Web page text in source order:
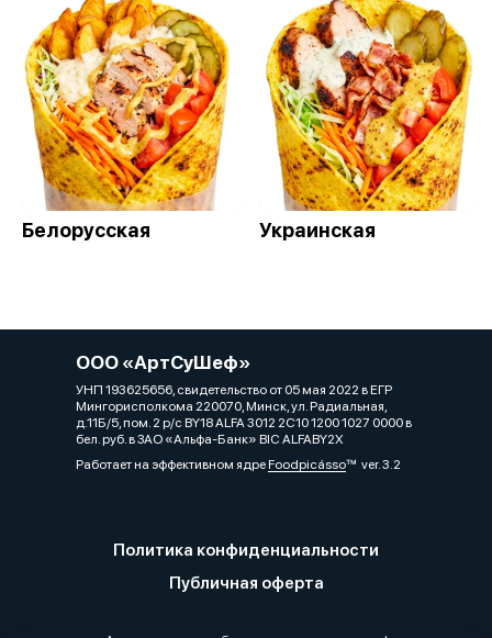
Белорусская Украинская
ООО «АртСуШеф»
УНП 193625656, свидетельство от 05 мая 2022 в ЕГР
Мингорисполкома 220070, Минск, ул. Радиальная,
д.11Б/5, пом. 2 р/с BY18 ALFA 3012 2C10 1200 1027 0000 в
бел. руб. в ЗАО «Альфа-Банк» BIC ALFABY2X
Работает на эффективном ядреFoodpicássover. 3.2
Политика конфиденциальности
Публичная оферта